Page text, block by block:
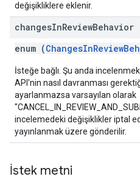
değişikliklere eklenir.
changesInReviewBehavior
enum (
İsteğe bağlı. Şu anda
API'nin nasıl davranması
ayarlanmazsa varsayılan olarak
incelemedeki değişiklikler iptal
yayınlanmak üzere gönderilir.
İstek metni